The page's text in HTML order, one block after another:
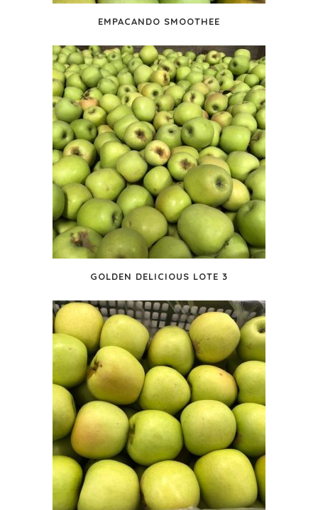
EMPACANDO SMOOTHEE
GOLDEN DELICIOUS LOTE 3